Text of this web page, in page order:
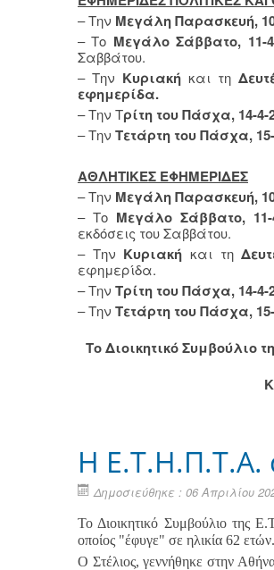
– Την Μεγάλη Παρασκευή,
– Το Μεγάλο Σάββατο, 11-
Σαββάτου.
– Την Κυριακή και τη
εφημερίδα.
– Την Τρίτη του Πάσχα, 14-4-
– Την Τετάρτη του Πάσχα,
ΑΘΛΗΤΙΚΕΣ ΕΦΗΜΕΡΙΔΕΣ
– Την Μεγάλη Παρασκευή,
– Το Μεγάλο Σάββατο, 11-
εκδόσεις του Σαββάτου.
– Την Κυριακή και τη
εφημερίδα.
– Την Τρίτη του Πάσχα, 14-4-
– Την Τετάρτη του Πάσχα,
Το Διοικητικό Συμβούλιο
Η Ε.Τ.Η.Π.Τ.Α.
Δημοσιεύθηκε : 06 Απριλίου
Το Διοικητικό Συμβούλιο της
οποίος "έφυγε" σε ηλικία 62 ετών.
Ο Στέλιος, γεννήθηκε στην